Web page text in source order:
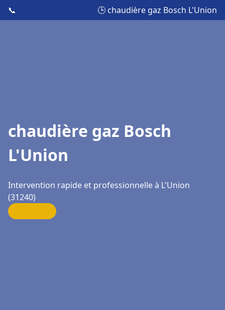
📞 🕒 chaudière gaz Bosch L'Union
chaudière gaz Bosch
L'Union
Intervention rapide et professionnelle à L'Union
(31240)